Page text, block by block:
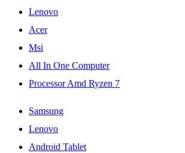
Lenovo
Acer
Msi
All In One Computer
Processor Amd Ryzen 7
Samsung
Lenovo
Android Tablet